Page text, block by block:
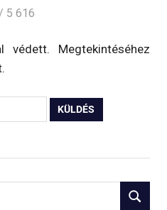
5 616
Megtekintéséhez
SEARCH